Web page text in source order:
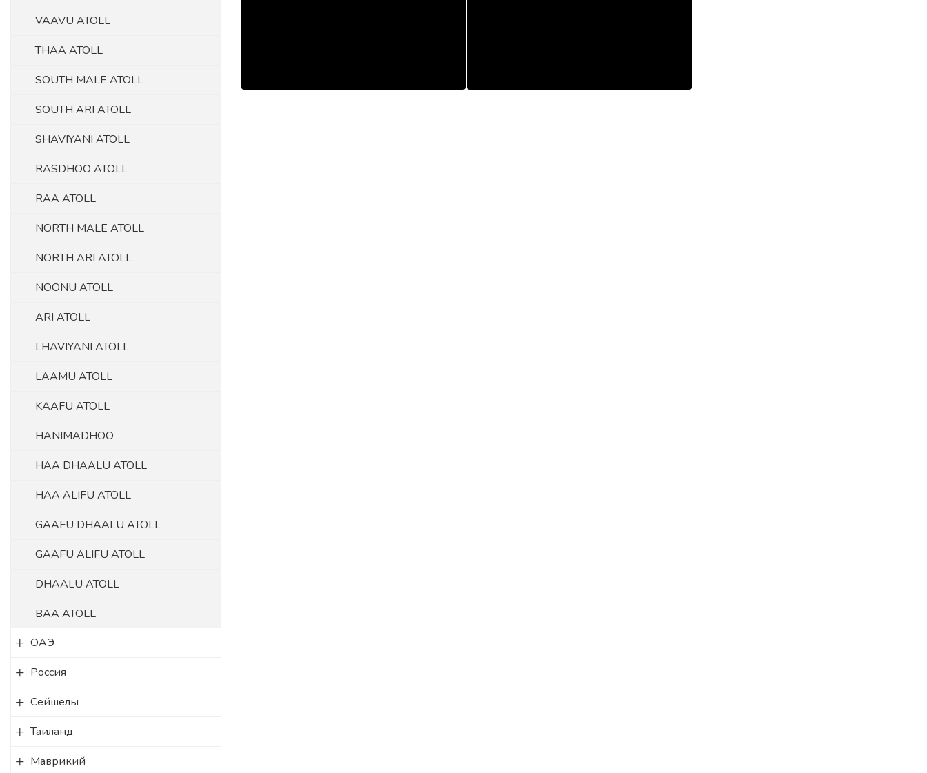
VAAVU ATOLL
THAA ATOLL
SOUTH MALE ATOLL
SOUTH ARI ATOLL
SHAVIYANI ATOLL
RASDHOO ATOLL
RAA ATOLL
NORTH MALE ATOLL
NORTH ARI ATOLL
NOONU ATOLL
ARI ATOLL
LHAVIYANI ATOLL
LAAMU ATOLL
KAAFU ATOLL
HANIMADHOO
HAA DHAALU ATOLL
HAA ALIFU ATOLL
GAAFU DHAALU ATOLL
GAAFU ALIFU ATOLL
DHAALU ATOLL
BAA ATOLL
ОАЭ
Россия
Сейшелы
Таиланд
Маврикий